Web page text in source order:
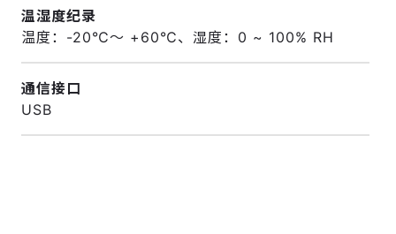
温湿度纪录
温度：-20℃～ +60℃、湿度：0 ~ 100% RH
通信接口
USB